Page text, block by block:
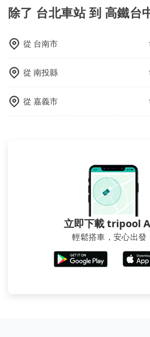
詢到具體的費用。
有專人回覆您。
除了 台北車站 到 高鐵
從 台南市
從 南投縣
從 嘉義市
立即下載 tripool
輕鬆搭車，安心出發